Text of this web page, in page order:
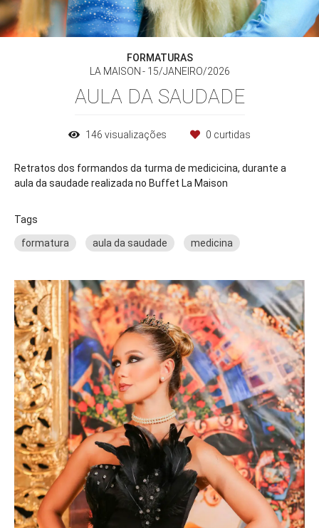
FORMATURAS
LA MAISON
15/JANEIRO/2026
AULA DA SAUDADE
146 visualizações 0 curtidas
Retratos dos formandos da turma de medicicina, durante a
aula da saudade realizada no Buffet La Maison
Tags
formatura aula da saudade medicina